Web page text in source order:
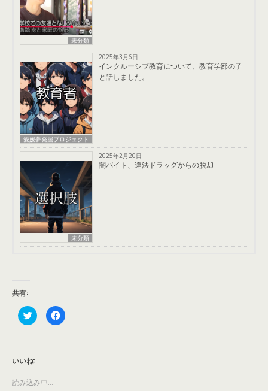
未分類
愛媛夢発掘プロジェクト
2025年3月6日
インクルーシブ教育について、教育学部の子
と話しました。
未分類
2025年2月20日
闇バイト、違法ドラッグからの脱却
共有:
ク
リ
w
t
t
F
a
いいね:
読み込み中…